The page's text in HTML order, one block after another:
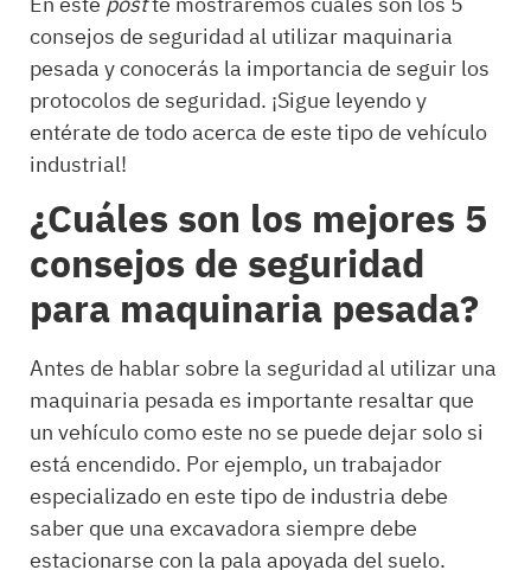
consejos de seguridad al utilizar maquinaria
pesada y conocerás la importancia de seguir los
protocolos de seguridad. ¡Sigue leyendo y
entérate de todo acerca de este tipo de vehículo
industrial!
¿Cuáles son los mejores 5
consejos de seguridad
para maquinaria pesada?
Antes de hablar sobre la seguridad al utilizar una
maquinaria pesada es importante resaltar que
un vehículo como este no se puede dejar solo si
está encendido. Por ejemplo, un trabajador
especializado en este tipo de industria debe
saber que una excavadora siempre debe
estacionarse con la pala apoyada del suelo.